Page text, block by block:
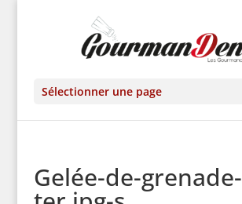
Sélectionner une page
Gelée-de-grenade-